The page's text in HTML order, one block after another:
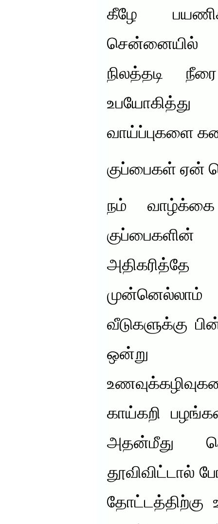
கீழே
சென்னையில்
நிலத்தடி
உபயோகித்து
வாய்ப்புகளை
குப்பைகள் ஏன்
நம்
வீடுகளுக்கு
ஒன்று
காய்கறி
அதன்மீது
தூவிவிட்டால்
தோட்டத்திற்கு